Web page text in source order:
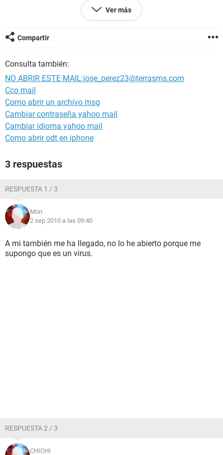
NO ABRAN ESOS ARCHIVOS, DEBEN SER VIRUSS
Ver más
Compartir
Consulta también:
NO ABRIR ESTE MAIL:jose_perez23@terrasms.com
Cco mail
Como abrir un archivo msg
Cambiar contraseña yahoo mail
Cambiar idioma yahoo mail
Como abrir odt en iphone
3 respuestas
RESPUESTA 1 / 3
Mon
2 sep 2010 a las 09:40
A mi también me ha llegado, no lo he abierto porque me
supongo que es un virus.
RESPUESTA 2 / 3
CHICHI